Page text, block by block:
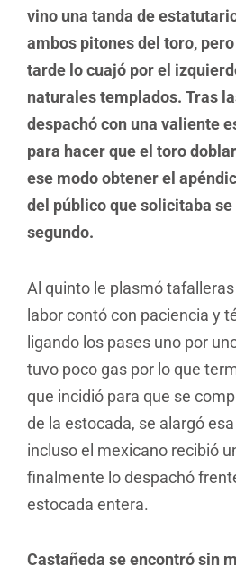
vino una tanda de
ambos pitones del toro,
tarde lo cuajó por el
naturales templados. Tras
despachó con una valiente
para hacer que el toro
ese modo obtener el
del público que solicitaba se
segundo.
Al quinto le plasmó
labor contó con paciencia y
ligando los pases uno por
tuvo poco gas por lo que
que incidió para que se
de la estocada, se alargó
incluso el mexicano recibió
finalmente lo despachó
estocada entera.
Castañeda se encontró sin